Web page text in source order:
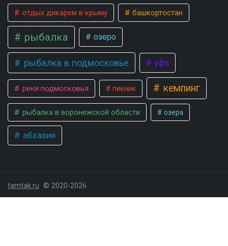
отдых дикарем в крыму башкортостан
рыбалка озеро
рыбалка в подмосковье уфа
реки подмосковья пикник кемпинг
рыбалка в воронежской области озера
абхазия
tamtak.ru © 2020-2026